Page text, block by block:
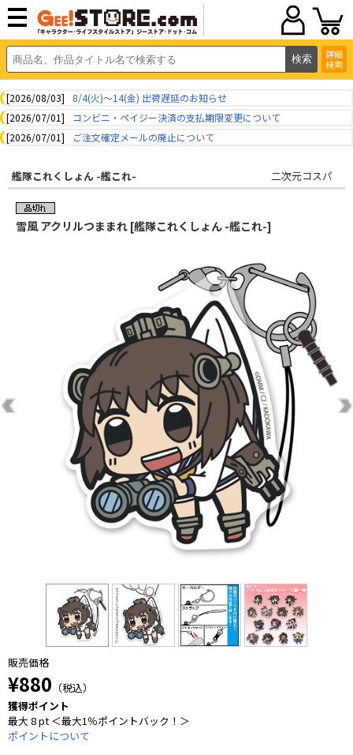
詳細
検索
[2026/08/03]
8/4(火)～14(金) 出荷遅延のお知らせ
[2026/07/01]
コンビニ・ペイジー決済の支払期限変更について
[2026/07/01]
ご注文確定メールの廃止について
艦隊これくしょん -艦これ- 二次元コスパ
雪風 アクリルつままれ [艦隊これくしょん -艦これ-]
販売価格
¥880 （税込）
獲得ポイント
最大 8 pt ＜最大1％ポイントバック！＞
ポイントについて